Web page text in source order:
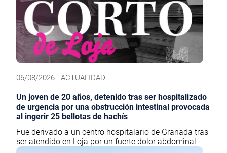
06/08/2026 - ACTUALIDAD
Un joven de 20 años, detenido tras ser hospitalizado
de urgencia por una obstrucción intestinal provocada
al ingerir 25 bellotas de hachís
Fue derivado a un centro hospitalario de Granada tras
ser atendido en Loja por un fuerte dolor abdominal